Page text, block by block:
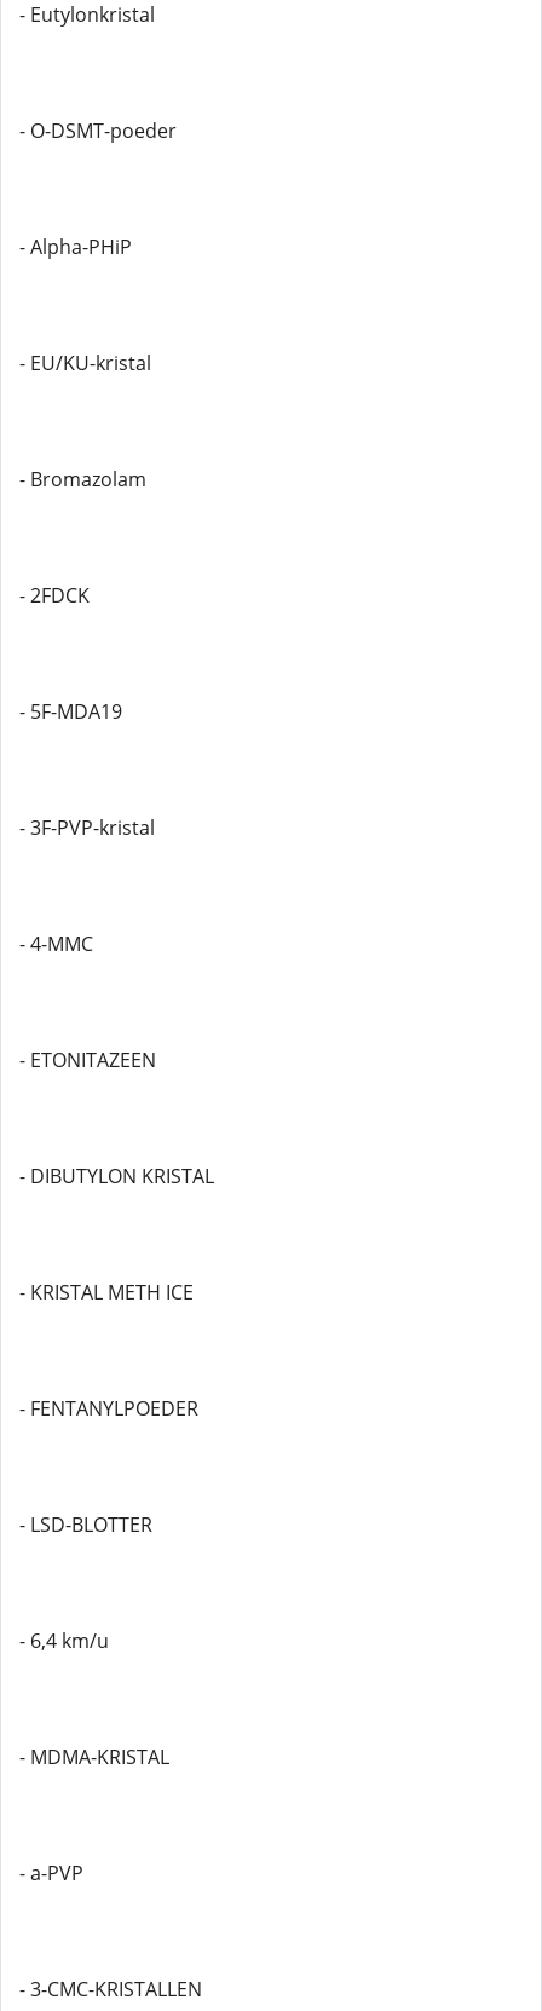
- Eutylonkristal
- O-DSMT-poeder
- Alpha-PHiP
- EU/KU-kristal
- Bromazolam
- 2FDCK
- 5F-MDA19
- 3F-PVP-kristal
- 4-MMC
- ETONITAZEEN
- DIBUTYLON KRISTAL
- KRISTAL METH ICE
- FENTANYLPOEDER
- LSD-BLOTTER
- 6,4 km/u
- MDMA-KRISTAL
- a-PVP
- 3-CMC-KRISTALLEN